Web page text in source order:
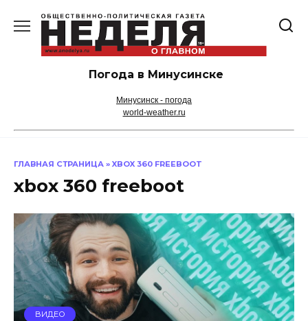
содержанию
Погода в Минусинске
Минусинск - погода
world-weather.ru
ГЛАВНАЯ СТРАНИЦА » XBOX 360 FREEBOOT
xbox 360 freeboot
ВИДЕО